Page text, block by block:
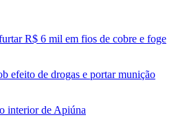
R$ 6 mil em fios de cobre e foge
efeito de drogas e portar munição
interior de Apiúna